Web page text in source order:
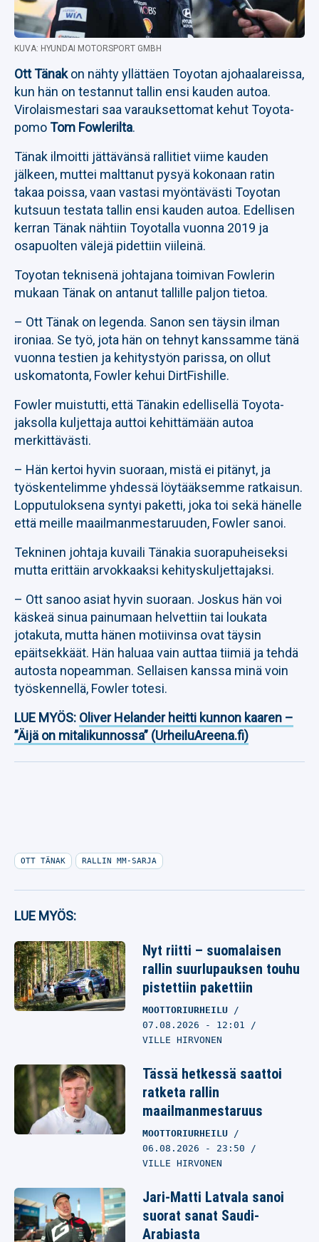
KUVA: HYUNDAI MOTORSPORT GMBH
Ott Tänakon nähty yllättäen Toyotan ajohaalareissa,
kun hän on testannut tallin ensi kauden autoa.
Virolaismestari saa varauksettomat kehut Toyota-
pomoTom Fowlerilta.
Tänak ilmoitti jättävänsä rallitiet viime kauden
jälkeen, muttei malttanut pysyä kokonaan ratin
takaa poissa, vaan vastasi myöntävästi Toyotan
kutsuun testata tallin ensi kauden autoa. Edellisen
kerran Tänak nähtiin Toyotalla vuonna 2019 ja
osapuolten välejä pidettiin viileinä.
Toyotan teknisenä johtajana toimivan Fowlerin
mukaan Tänak on antanut tallille paljon tietoa.
– Ott Tänak on legenda. Sanon sen täysin ilman
ironiaa. Se työ, jota hän on tehnyt kanssamme tänä
vuonna testien ja kehitystyön parissa, on ollut
uskomatonta, Fowler kehui DirtFishille.
Fowler muistutti, että Tänakin edellisellä Toyota-
jaksolla kuljettaja auttoi kehittämään autoa
merkittävästi.
– Hän kertoi hyvin suoraan, mistä ei pitänyt, ja
työskentelimme yhdessä löytääksemme ratkaisun.
Lopputuloksena syntyi paketti, joka toi sekä hänelle
että meille maailmanmestaruuden, Fowler sanoi.
Tekninen johtaja kuvaili Tänakia suorapuheiseksi
mutta erittäin arvokkaaksi kehityskuljettajaksi.
– Ott sanoo asiat hyvin suoraan. Joskus hän voi
käskeä sinua painumaan helvettiin tai loukata
jotakuta, mutta hänen motiivinsa ovat täysin
epäitsekkäät. Hän haluaa vain auttaa tiimiä ja tehdä
autosta nopeamman. Sellaisen kanssa minä voin
työskennellä, Fowler totesi.
LUE MYÖS: Oliver Helander heitti kunnon kaaren –
”Äijä on mitalikunnossa” (UrheiluAreena.fi)
OTT TÄNAK RALLIN MM-SARJA
LUE MYÖS:
Nyt riitti – suomalaisen
rallin suurlupauksen touhu
pistettiin pakettiin
MOOTTORIURHEILU
07.08.2026 - 12:01
VILLE HIRVONEN
Tässä hetkessä saattoi
ratketa rallin
maailmanmestaruus
MOOTTORIURHEILU
06.08.2026 - 23:50
VILLE HIRVONEN
Jari-Matti Latvala sanoi
suorat sanat Saudi-
Arabiasta